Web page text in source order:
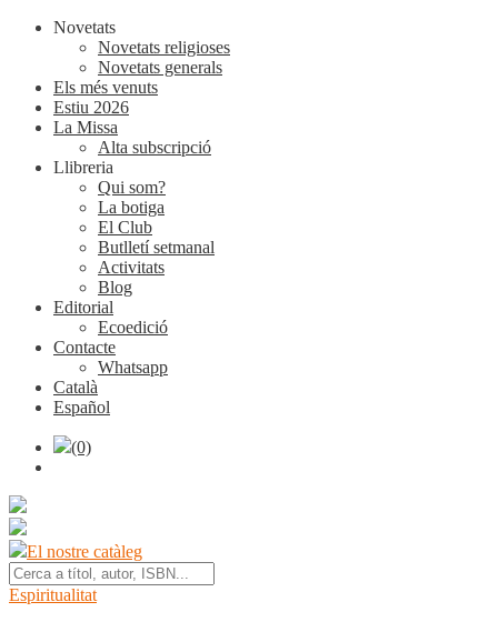
Novetats
Novetats religioses
Novetats generals
Els més venuts
Estiu 2026
La Missa
Alta subscripció
Llibreria
Qui som?
La botiga
El Club
Butlletí setmanal
Activitats
Blog
Editorial
Ecoedició
Contacte
Whatsapp
Català
Español
(0)
El nostre catàleg
Espiritualitat